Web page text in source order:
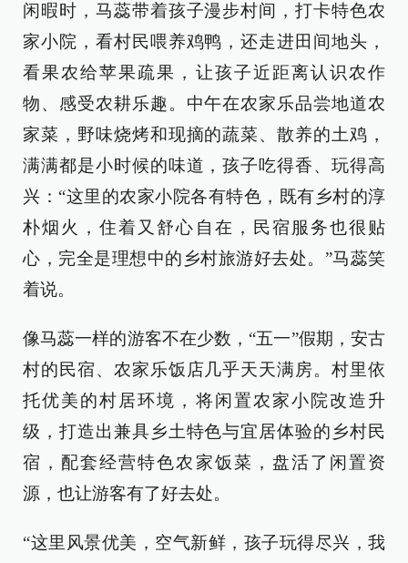
闲暇时，马蕊带着孩子漫步村间，打卡特色农
家小院，看村民喂养鸡鸭，还走进田间地头，
看果农给苹果疏果，让孩子近距离认识农作
物、感受农耕乐趣。中午在农家乐品尝地道农
家菜，野味烧烤和现摘的蔬菜、散养的土鸡，
满满都是小时候的味道，孩子吃得香、玩得高
兴：“这里的农家小院各有特色，既有乡村的淳
朴烟火，住着又舒心自在，民宿服务也很贴
心，完全是理想中的乡村旅游好去处。”马蕊笑
着说。
像马蕊一样的游客不在少数，“五一”假期，安古
村的民宿、农家乐饭店几乎天天满房。村里依
托优美的村居环境，将闲置农家小院改造升
级，打造出兼具乡土特色与宜居体验的乡村民
宿，配套经营特色农家饭菜，盘活了闲置资
源，也让游客有了好去处。
“这里风景优美，空气新鲜，孩子玩得尽兴，我